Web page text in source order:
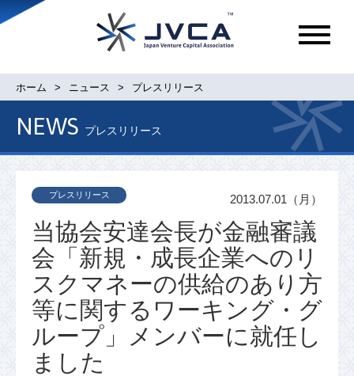
メ
ュ
ホーム ニュース プレスリリース
NEWS プレスリリース
当協会安達会長が金融審議
会「新規・成長企業へのリ
スクマネーの供給のあり方
等に関するワーキング・グ
ループ」メンバーに就任し
ました
プレスリリース 2013.07.01（月）